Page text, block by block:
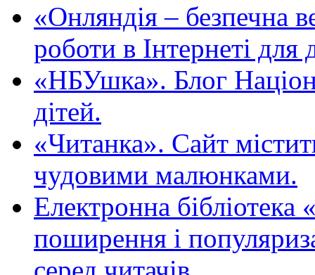
«Oнляндія – безпечна
роботи в Інтернеті для
«НБУшка». Блог
дітей.
«Читанка». Сайт
чудовими малюнками.
Електронна
поширення і